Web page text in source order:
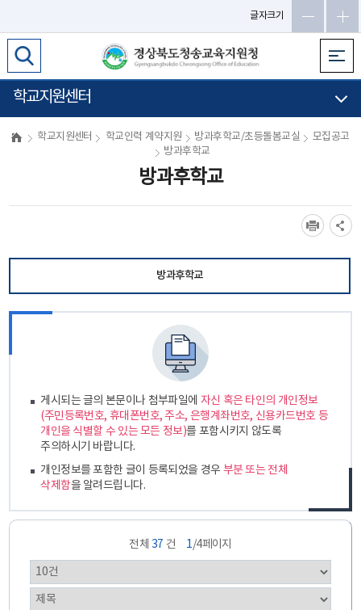
글자크기
학교지원센터
학교지원센터 학교인력 계약지원 방과후학교/초등돌봄교실
모집공고
방과후학교
방과후학교
방과후학교
게시되는 글의 본문이나 첨부파일에 자신 혹은 타인의 개인정보
(주민등록번호, 휴대폰번호, 주소, 은행계좌번호, 신용카드번호 등
개인을 식별할 수 있는 모든 정보)를 포함시키지 않도록
주의하시기 바랍니다.
개인정보를 포함한 글이 등록되었을 경우 부분 또는 전체
삭제함을 알려드립니다.
전체 37 건 1/4페이지